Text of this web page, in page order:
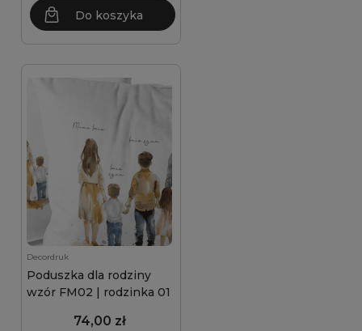
Do koszyka
Decordruk
Poduszka dla rodziny
wzór FM02 | rodzinka 01
74,00 zł